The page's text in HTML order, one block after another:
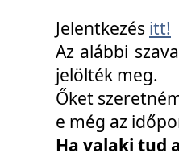
Jelentkezés itt!
Az alábbi
jelölték meg.
Őket
e még az
Ha valaki tud